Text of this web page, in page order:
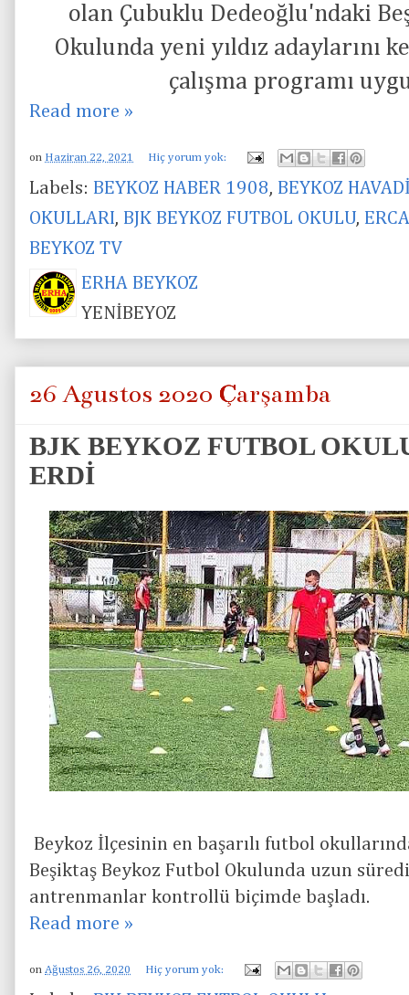
olan Çubuklu Dedeoğlu'ndaki
Okulunda yeni yıldız adaylarını
çalışma programı
Read more »
on Haziran 22, 2021 Hiç yorum yok:
Labels: BEYKOZ HABER 1908, BEYKOZ
OKULLARI, BJK BEYKOZ FUTBOL OKULU,
BEYKOZ TV
ERHA BEYKOZ
YENİBEYOZ
26 Ağustos 2020 Çarşamba
BJK BEYKOZ FUTBOL
ERDİ
Beykoz İlçesinin en başarılı futbol
Beşiktaş Beykoz Futbol Okulunda uzun
antrenmanlar kontrollü biçimde başladı.
Read more »
on Ağustos 26, 2020 Hiç yorum yok: